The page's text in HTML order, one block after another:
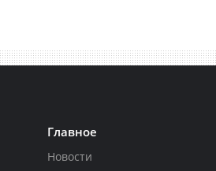
Главное
Новости